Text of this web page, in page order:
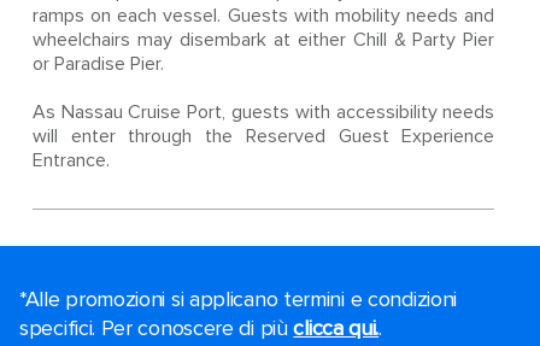
ramps on each vessel. Guests with mobility needs and
wheelchairs may disembark at either Chill & Party Pier
or Paradise Pier.
As Nassau Cruise Port, guests with accessibility needs
will enter through the Reserved Guest Experience
Entrance.
*Alle promozioni si applicano termini e condizioni
specifici. Per conoscere di piùclicca qui..